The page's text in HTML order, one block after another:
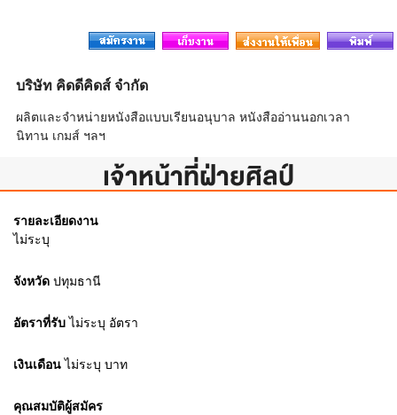
บริษัท คิดดีคิดส์ จำกัด
ผลิตและจำหน่ายหนังสือแบบเรียนอนุบาล หนังสืออ่านนอกเวลา
นิทาน เกมส์ ฯลฯ
เจ้าหน้าที่ฝ่ายศิลป์
รายละเอียดงาน
ไม่ระบุ
จังหวัด ปทุมธานี
อัตราที่รับไม่ระบุ อัตรา
เงินเดือนไม่ระบุ บาท
คุณสมบัติผู้สมัคร